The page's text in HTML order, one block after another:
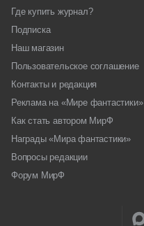
Где купить журнал?
Подписка
Наш магазин
Пользовательское соглашение
Контакты и редакция
Реклама на «Мире фантастики»
Как стать автором МирФ
Награды «Мира фантастики»
Вопросы редакции
Форум МирФ